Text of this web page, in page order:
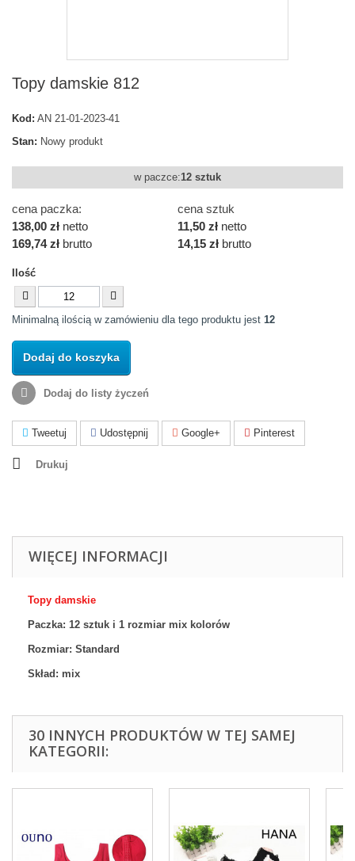
Topy damskie 812
Kod: AN 21-01-2023-41
Stan: Nowy produkt
w paczce:12 sztuk
cena paczka:
138,00 zł netto
169,74 zł brutto
cena sztuk
11,50 zł netto
14,15 zł brutto
Ilość
Minimalną ilością w zamówieniu dla tego produktu jest 12
Dodaj do koszyka
Dodaj do listy życzeń
Tweetuj Udostępnij Google+ Pinterest
Drukuj
WIĘCEJ INFORMACJI
Topy damskie
Paczka: 12 sztuk i 1 rozmiar mix kolorów
Rozmiar: Standard
Skład: mix
30 INNYCH PRODUKTÓW W TEJ SAMEJ
KATEGORII: